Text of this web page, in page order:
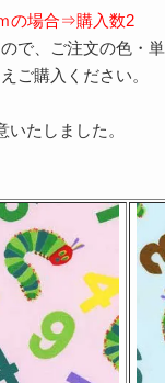
の場合⇒購入数2
で、ご注文の色・
ご購入ください。
たしました。